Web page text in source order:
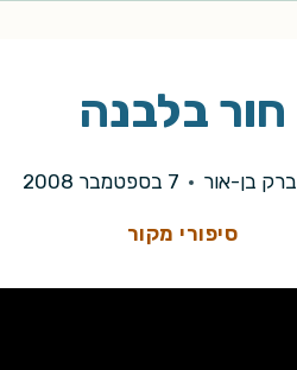
חור בלבנה
ברק בן-אור 7 בספטמבר 2008
סיפורי מקור